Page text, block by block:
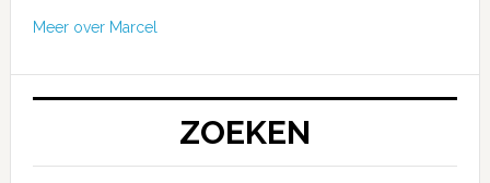
Meer over Marcel
ZOEKEN